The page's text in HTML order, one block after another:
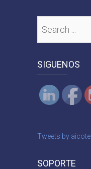
SIGUENOS
Tweets by aicotel
SOPORTE